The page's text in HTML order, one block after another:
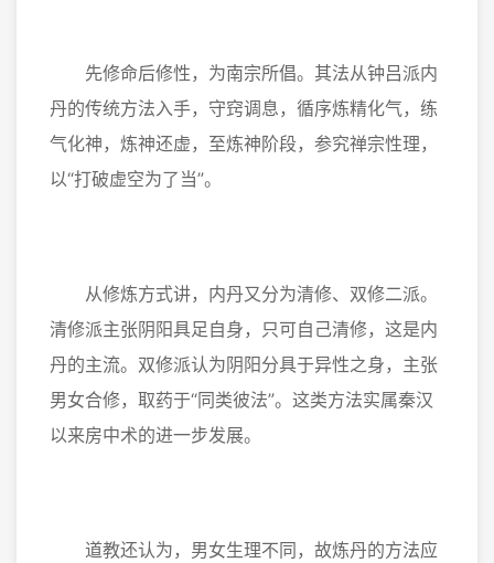
先修命后修性，为南宗所倡。其法从钟吕派内
丹的传统方法入手，守窍调息，循序炼精化气，练
气化神，炼神还虚，至炼神阶段，参究禅宗性理，
以“打破虚空为了当”。
从修炼方式讲，内丹又分为清修、双修二派。
清修派主张阴阳具足自身，只可自己清修，这是内
丹的主流。双修派认为阴阳分具于异性之身，主张
男女合修，取药于“同类彼法”。这类方法实属秦汉
以来房中术的进一步发展。
道教还认为，男女生理不同，故炼丹的方法应